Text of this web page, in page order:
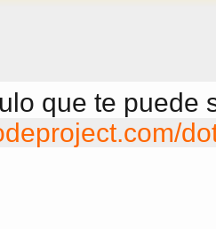
que te puede